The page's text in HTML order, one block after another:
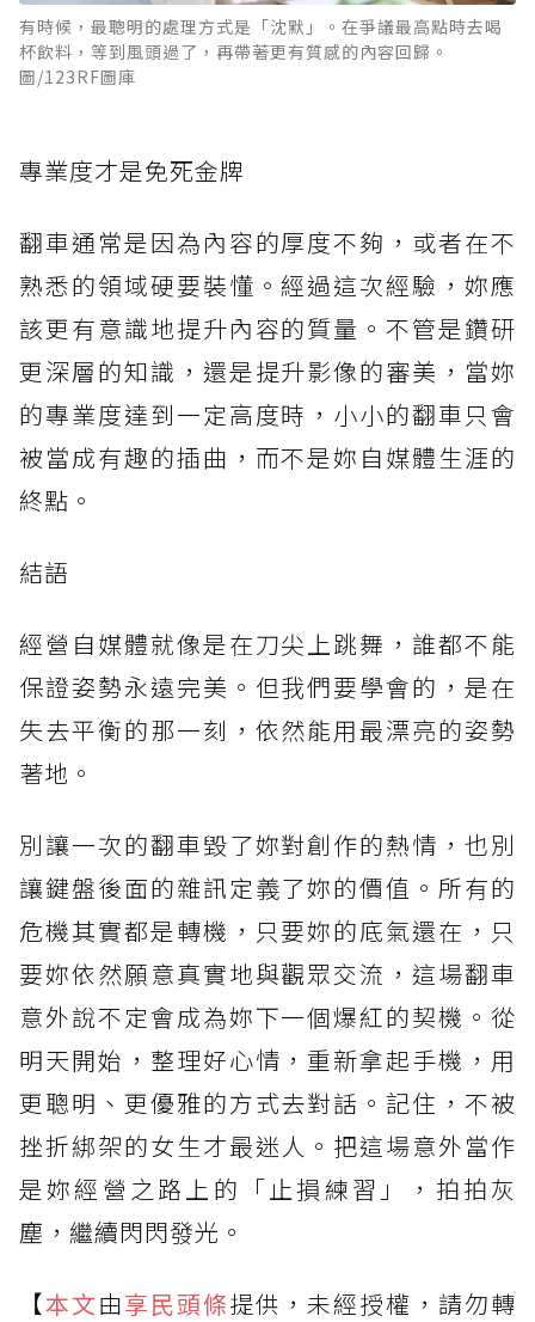
有時候，最聰明的處理方式是「沈默」。在爭議最高點時去喝
杯飲料，等到風頭過了，再帶著更有質感的內容回歸。
圖/123RF圖庫
專業度才是免死金牌
翻車通常是因為內容的厚度不夠，或者在不
熟悉的領域硬要裝懂。經過這次經驗，妳應
該更有意識地提升內容的質量。不管是鑽研
更深層的知識，還是提升影像的審美，當妳
的專業度達到一定高度時，小小的翻車只會
被當成有趣的插曲，而不是妳自媒體生涯的
終點。
結語
經營自媒體就像是在刀尖上跳舞，誰都不能
保證姿勢永遠完美。但我們要學會的，是在
失去平衡的那一刻，依然能用最漂亮的姿勢
著地。
別讓一次的翻車毀了妳對創作的熱情，也別
讓鍵盤後面的雜訊定義了妳的價值。所有的
危機其實都是轉機，只要妳的底氣還在，只
要妳依然願意真實地與觀眾交流，這場翻車
意外說不定會成為妳下一個爆紅的契機。從
明天開始，整理好心情，重新拿起手機，用
更聰明、更優雅的方式去對話。記住，不被
挫折綁架的女生才最迷人。把這場意外當作
是妳經營之路上的「止損練習」，拍拍灰
塵，繼續閃閃發光。
【本文由享民頭條提供，未經授權，請勿轉